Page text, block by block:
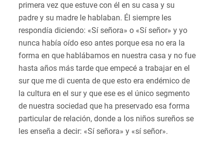
primera vez que estuve con él en su casa y su
padre y su madre le hablaban. Él siempre les
respondía diciendo: «Sí señora» o «Sí señor» y yo
nunca había oído eso antes porque esa no era la
forma en que hablábamos en nuestra casa y no fue
hasta años más tarde que empecé a trabajar en el
sur que me di cuenta de que esto era endémico de
la cultura en el sur y que ese es el único segmento
de nuestra sociedad que ha preservado esa forma
particular de relación, donde a los niños sureños se
les enseña a decir: «Sí señora» y «sí señor».